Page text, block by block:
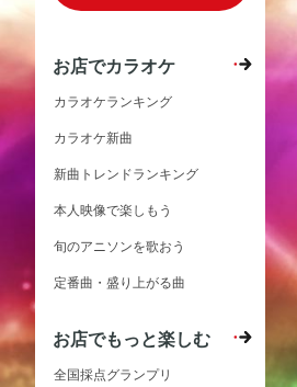
お店でカラオケ
カラオケランキング
カラオケ新曲
新曲トレンドランキング
本人映像で楽しもう
旬のアニソンを歌おう
定番曲・盛り上がる曲
お店でもっと楽しむ
全国採点グランプリ